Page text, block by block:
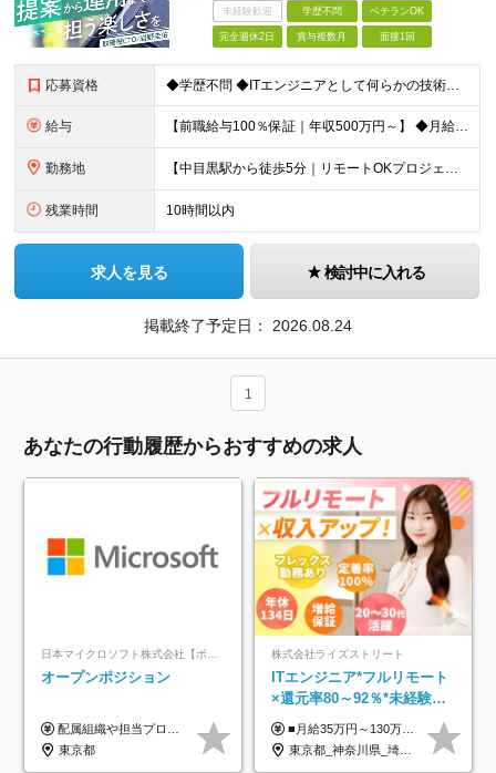
未経験歓迎 学歴不問 ベテランOK
完全週休2日 賞与複数月 面接1回
応募資格 ◆学歴不問 ◆ITエンジニアとして何らかの技術実務経験（職種問わず） ＜こんな方におすすめです！＞ ・要件定義やクライアントとの折衝など上流工程の経験を積みたい方 ・顧客の業務改善などにも踏み込ん
給与 【前職給与100％保証｜年収500万円～】 ◆⽉給41万7,000円〜＋業績(決算)賞与 ※上記の金額は、あくまで当社希望求人の基準提示額です。 ※個々人経験・能力などを充分考慮し決定します。 ※
勤務地 【中目黒駅から徒歩5分｜リモートOKプロジェクトあり】 下記プロジェクト先での勤務となります。 ◆プロジェクト先 東京都⽬⿊区上⽬⿊ ◆本社 東京都港区西新橋3-5-9 HOYO新虎ビル 10F
残業時間 10時間以内
求人を見る 検討中に入れる
掲載終了予定日： 2026.08.24
1
あなたの行動履歴からおすすめの求人
日本マイクロソフト株式会社【ポジションマッチ登録】
オープンポジション
配属組織や担当プロジェクトにより異なります。 ▼参考情報 ----------------------- 年俸650万～（1/12を月々支給） ※経験、能力を考慮の上、当社規定により優遇いたします。 ※時間外、休日出勤、深夜手当に対する賃金も基本年俸に含みます。
東京都
株式会社ライズストリート
ITエンジニア*フルリモート
×還元率80～92％*未経験歓
迎*年休134日*月給35万～*
定着率100%
■月給35万円～130万円＋賞与年2回＋各種手当 ※システムエンジニアの経験をお持ちの方は月給41万円以上＋賞与年2回（108万円～）＋手当 ■単価（年収）アップのチャンスは最大年12回 ※残業代は1分単位で100％全額支給。サービス残業などは一切ありません ※試用期間6ヵ月（試用期間中の待遇・給与に差はありません）
東京都_神奈川県_埼玉県_千葉県_大阪府_愛知県_北海道_青森県_岩手県_宮城県_秋田県_山形県_福島県_茨城県_栃木県_群馬県_新潟県_山梨県_長野県_富山県_石川県_福井県_静岡県_岐阜県_三重県_兵庫県_京都府_滋賀県_奈良県_和歌山県_広島県_岡山県_鳥取県_島根県_山口県_徳島県_香川県_愛媛県_高知県_福岡県_熊本県_佐賀県_長崎県_大分県_宮崎県_鹿児島県_沖縄県